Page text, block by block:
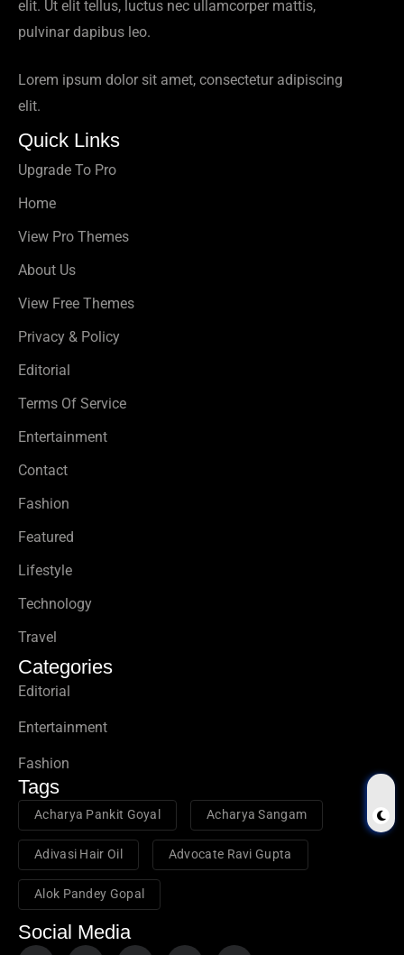
elit. Ut elit tellus, luctus nec ullamcorper mattis,
pulvinar dapibus leo.
Lorem ipsum dolor sit amet, consectetur adipiscing
elit.
Quick Links
Upgrade To Pro
Home
View Pro Themes
About Us
View Free Themes
Privacy & Policy
Editorial
Terms Of Service
Entertainment
Contact
Fashion
Featured
Lifestyle
Technology
Travel
Categories
Editorial
Entertainment
Fashion
Tags
Acharya Pankit Goyal Acharya Sangam
Adivasi Hair Oil Advocate Ravi Gupta
Alok Pandey Gopal
Social Media